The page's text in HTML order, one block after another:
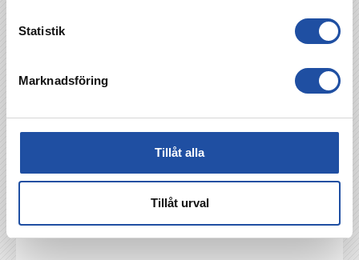
Statistik
Marknadsföring
Tillåt alla
Tillåt urval
förstår allvaret i läget. Vi ska fortsätta jobba
bortsett debaclet mot Djurgården.
Biljetter till matchen finns här.
HBO Max sänder Allsvenskan.